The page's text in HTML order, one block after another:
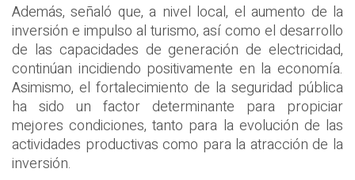
Además, señaló que, a nivel local, el aumento de la
inversión e impulso al turismo, así como el desarrollo
de las capacidades de generación de electricidad,
continúan incidiendo positivamente en la economía.
Asimismo, el fortalecimiento de la seguridad pública
ha sido un factor determinante para propiciar
mejores condiciones, tanto para la evolución de las
actividades productivas como para la atracción de la
inversión.